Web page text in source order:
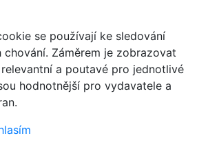
se používají ke sledování
chování. Záměrem je zobrazovat
a poutavé pro jednotlivé
hodnotnější pro vydavatele a